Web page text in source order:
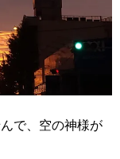
で、空の神様が